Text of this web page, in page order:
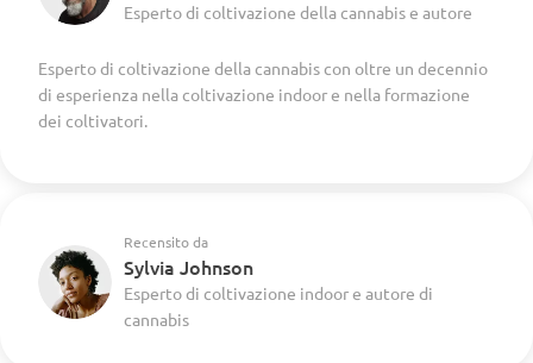
Esperto di coltivazione della cannabis e autore
Esperto di coltivazione della cannabis con oltre un decennio
di esperienza nella coltivazione indoor e nella formazione
dei coltivatori.
Recensito da
Sylvia Johnson
Esperto di coltivazione indoor e autore di
cannabis